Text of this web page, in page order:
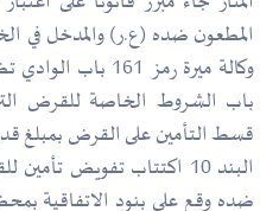
المطعون ضده (ع.ر) والمدخل في
وكالة ميرة رمز
باب الشروط الخاصة للقرض
البند 10 اكتتاب تفويض
ضده وقع على بنود الاتفاقية